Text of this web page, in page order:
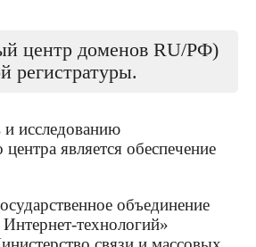
центр доменов RU/РФ)
регистратуры.
исследованию
является обеспечение
объединение
технологий»